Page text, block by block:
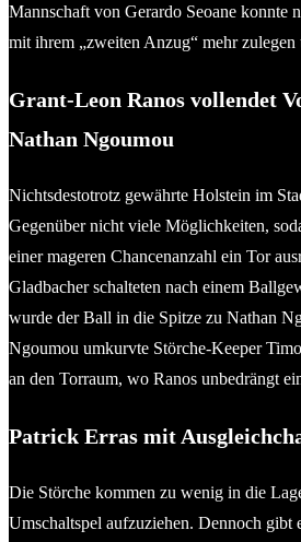
Mannschaft von Gerardo Seoane konnte
mit ihrem „zweiten Anzug“ mehr zulegen
Grant-Leon Ranos vollendet
Nathan Ngoumou
Nichtsdestotrotz gewährte Holstein im
Gegenüber nicht viele Möglichkeiten,
einer mageren Chancenanzahl ein Tor
Gladbacher schalteten nach einem
wurde der Ball in die Spitze zu Nathan
Ngoumou umkurvte Störche-Keeper
an den Torraum, wo Ranos unbedrängt
Patrick Erras mit
Die Störche kommen zu wenig in die
Umschaltspel aufzuziehen. Dennoch gibt